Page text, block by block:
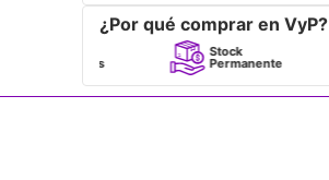
¿Por qué comprar en VyP?
Stock
Permanente